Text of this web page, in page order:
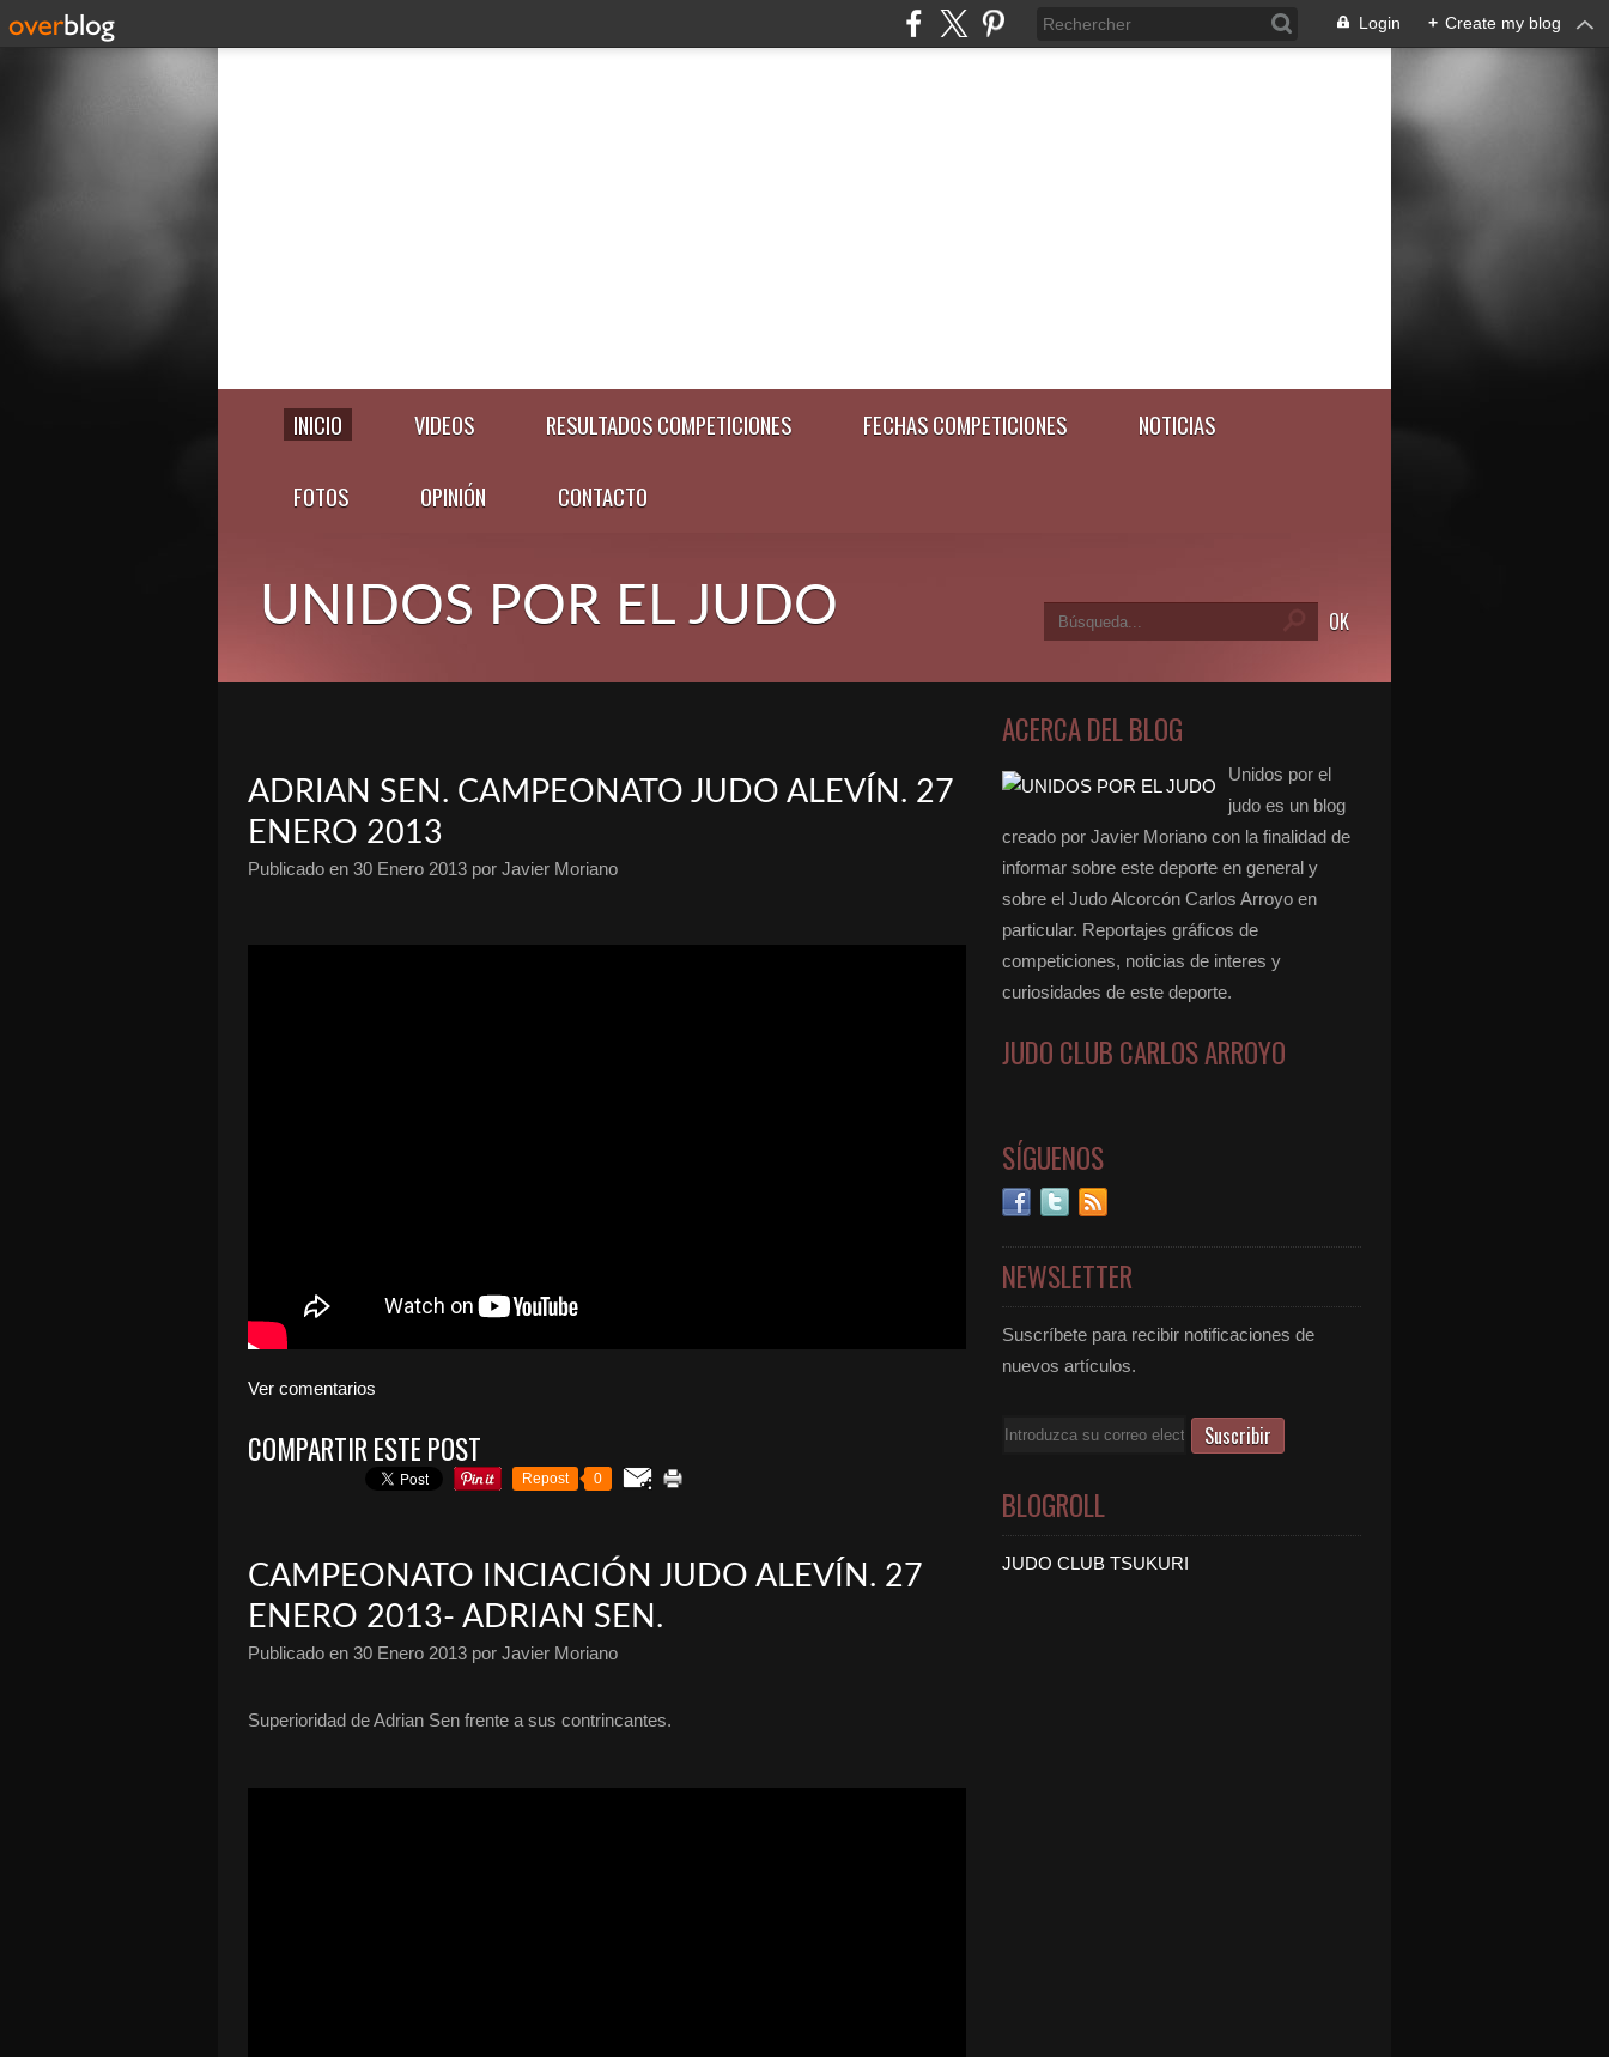
Login + Create my blog
INICIO VIDEOS RESULTADOS COMPETICIONES FECHAS COMPETICIONES NOTICIAS
FOTOS OPINIÓN CONTACTO
UNIDOS POR EL JUDO
ADRIAN SEN. CAMPEONATO JUDO ALEVÍN. 27
ENERO 2013
Publicado en 30 Enero 2013 por Javier Moriano
Ver comentarios
COMPARTIR ESTE POST
Repost 0
CAMPEONATO INCIACIÓN JUDO ALEVÍN. 27
ENERO 2013- ADRIAN SEN.
Publicado en 30 Enero 2013 por Javier Moriano
Superioridad de Adrian Sen frente a sus contrincantes.
ACERCA DEL BLOG
Unidos por el
judo es un blog
creado por Javier Moriano con la finalidad de
informar sobre este deporte en general y
sobre el Judo Alcorcón Carlos Arroyo en
particular. Reportajes gráficos de
competiciones, noticias de interes y
curiosidades de este deporte.
JUDO CLUB CARLOS ARROYO
SÍGUENOS
NEWSLETTER
Suscríbete para recibir notificaciones de
nuevos artículos.
Email
BLOGROLL
JUDO CLUB TSUKURI